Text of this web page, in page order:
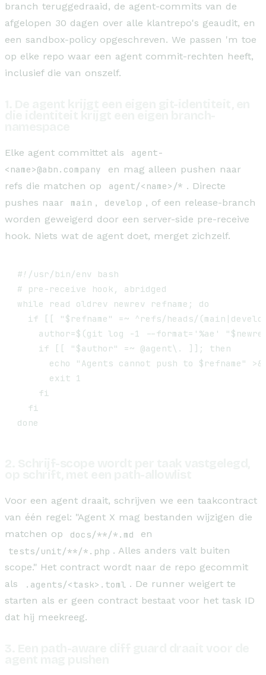
branch teruggedraaid, de agent-commits van de
afgelopen 30 dagen over alle klantrepo's geaudit, en
een sandbox-policy opgeschreven. We passen 'm toe
op elke repo waar een agent commit-rechten heeft,
inclusief die van onszelf.
Elke agent committet als
agent-
<name>@abn.company
en mag alleen pushen naar
refs die matchen op
agent/<name>/* . Directe
pushes naar
main , develop , of een release-branch
worden geweigerd door een server-side pre-receive
hook. Niets wat de agent doet, merget zichzelf.
#!/usr/bin/env bash
# pre-receive hook, abridged
while read oldrev newrev refname; do
if [[ "$refname" =~ ^refs/heads/
author=$(git log -1 --format='%ae'
    if [[ "$author" =~ @agent\. ]]; then
echo "Agents cannot push to $refname"
      exit 1
    fi
  fi
done
Voor een agent draait, schrijven we een taakcontract
van één regel: "Agent X mag bestanden wijzigen die
matchen op
docs/**/*.md
en
tests/unit/**/*.php . Alles anders valt buiten
scope." Het contract wordt naar de repo gecommit
als
.agents/<task>.toml . De runner weigert te
starten als er geen contract bestaat voor het task ID
dat hij meekreeg.